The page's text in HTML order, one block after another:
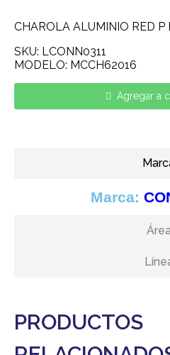
CHAROLA ALUMINIO RED
SKU: LCONN0311
MODELO: MCCH62016
Agregar a
Marca:
Área
PRODUCTOS